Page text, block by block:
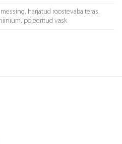
harjatud roostevaba teras,
poleeritud vask